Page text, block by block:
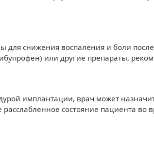
снижения воспаления и боли
или другие препараты,
имплантации, врач может
состояние пациента во